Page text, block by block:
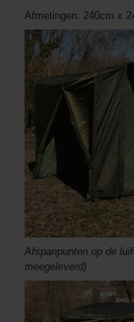
Afmetingen: 240cm x
Afspanpunten op de
meegeleverd)